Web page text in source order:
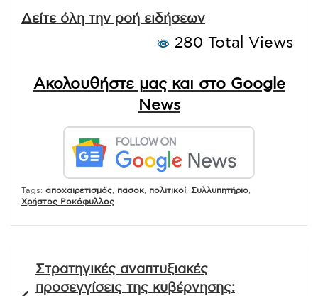
Δείτε όλη την ροή ειδήσεων
280 Total Views
Ακολουθήστε μας και στο Google
News
Tags: αποχαιρετισμός πασοκ πολιτικοί, Συλλυπητήριο
Χρήστος Ροκόφυλλος
άρθρων
Στρατηγικές αναπτυξιακές
προσεγγίσεις της κυβέρνησης: